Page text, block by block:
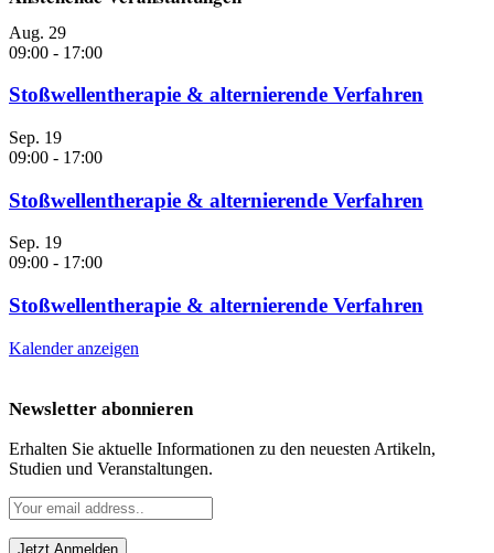
Aug. 29
09:00 - 17:00
Stoßwellentherapie & alternierende Verfahren
Sep. 19
09:00 - 17:00
Stoßwellentherapie & alternierende Verfahren
Sep. 19
09:00 - 17:00
Stoßwellentherapie & alternierende Verfahren
Kalender anzeigen
Newsletter abonnieren
Erhalten Sie aktuelle Informationen zu den neuesten Artikeln,
Studien und Veranstaltungen.